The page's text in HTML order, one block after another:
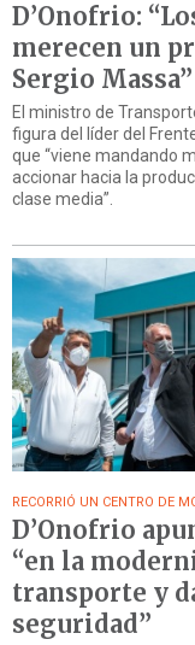
D’Onofrio:
merecen un
Sergio Massa”
El ministro de
figura del líder del
que “viene mandando
accionar hacia la
clase media”.
RECORRIÓ UN CENTRO DE
D’Onofrio
“en la
transporte y
seguridad”